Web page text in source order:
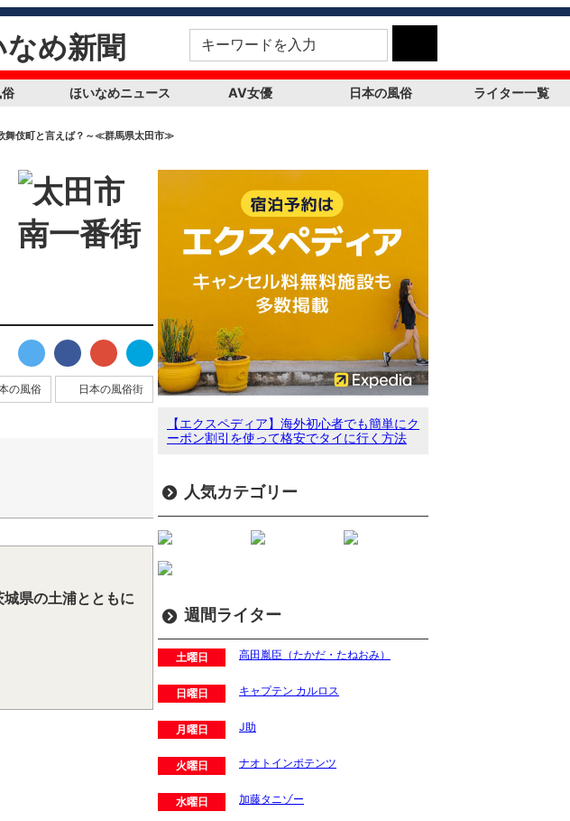
ほいなめニュース AV女優 日本の風俗 ライター一覧
舞伎町と言えば？～≪群馬県太田市≫
の風俗 日本の風俗街
城県の土浦とともに
【エクスペディア】海外初心者でも簡単にク
ーポン割引を使って格安でタイに行く方法
人気カテゴリー
週間ライター
土曜日 高田胤臣（たかだ・たねおみ）
日曜日 キャプテン カルロス
月曜日 J助
火曜日 ナオトインポテンツ
水曜日 加藤タニゾー